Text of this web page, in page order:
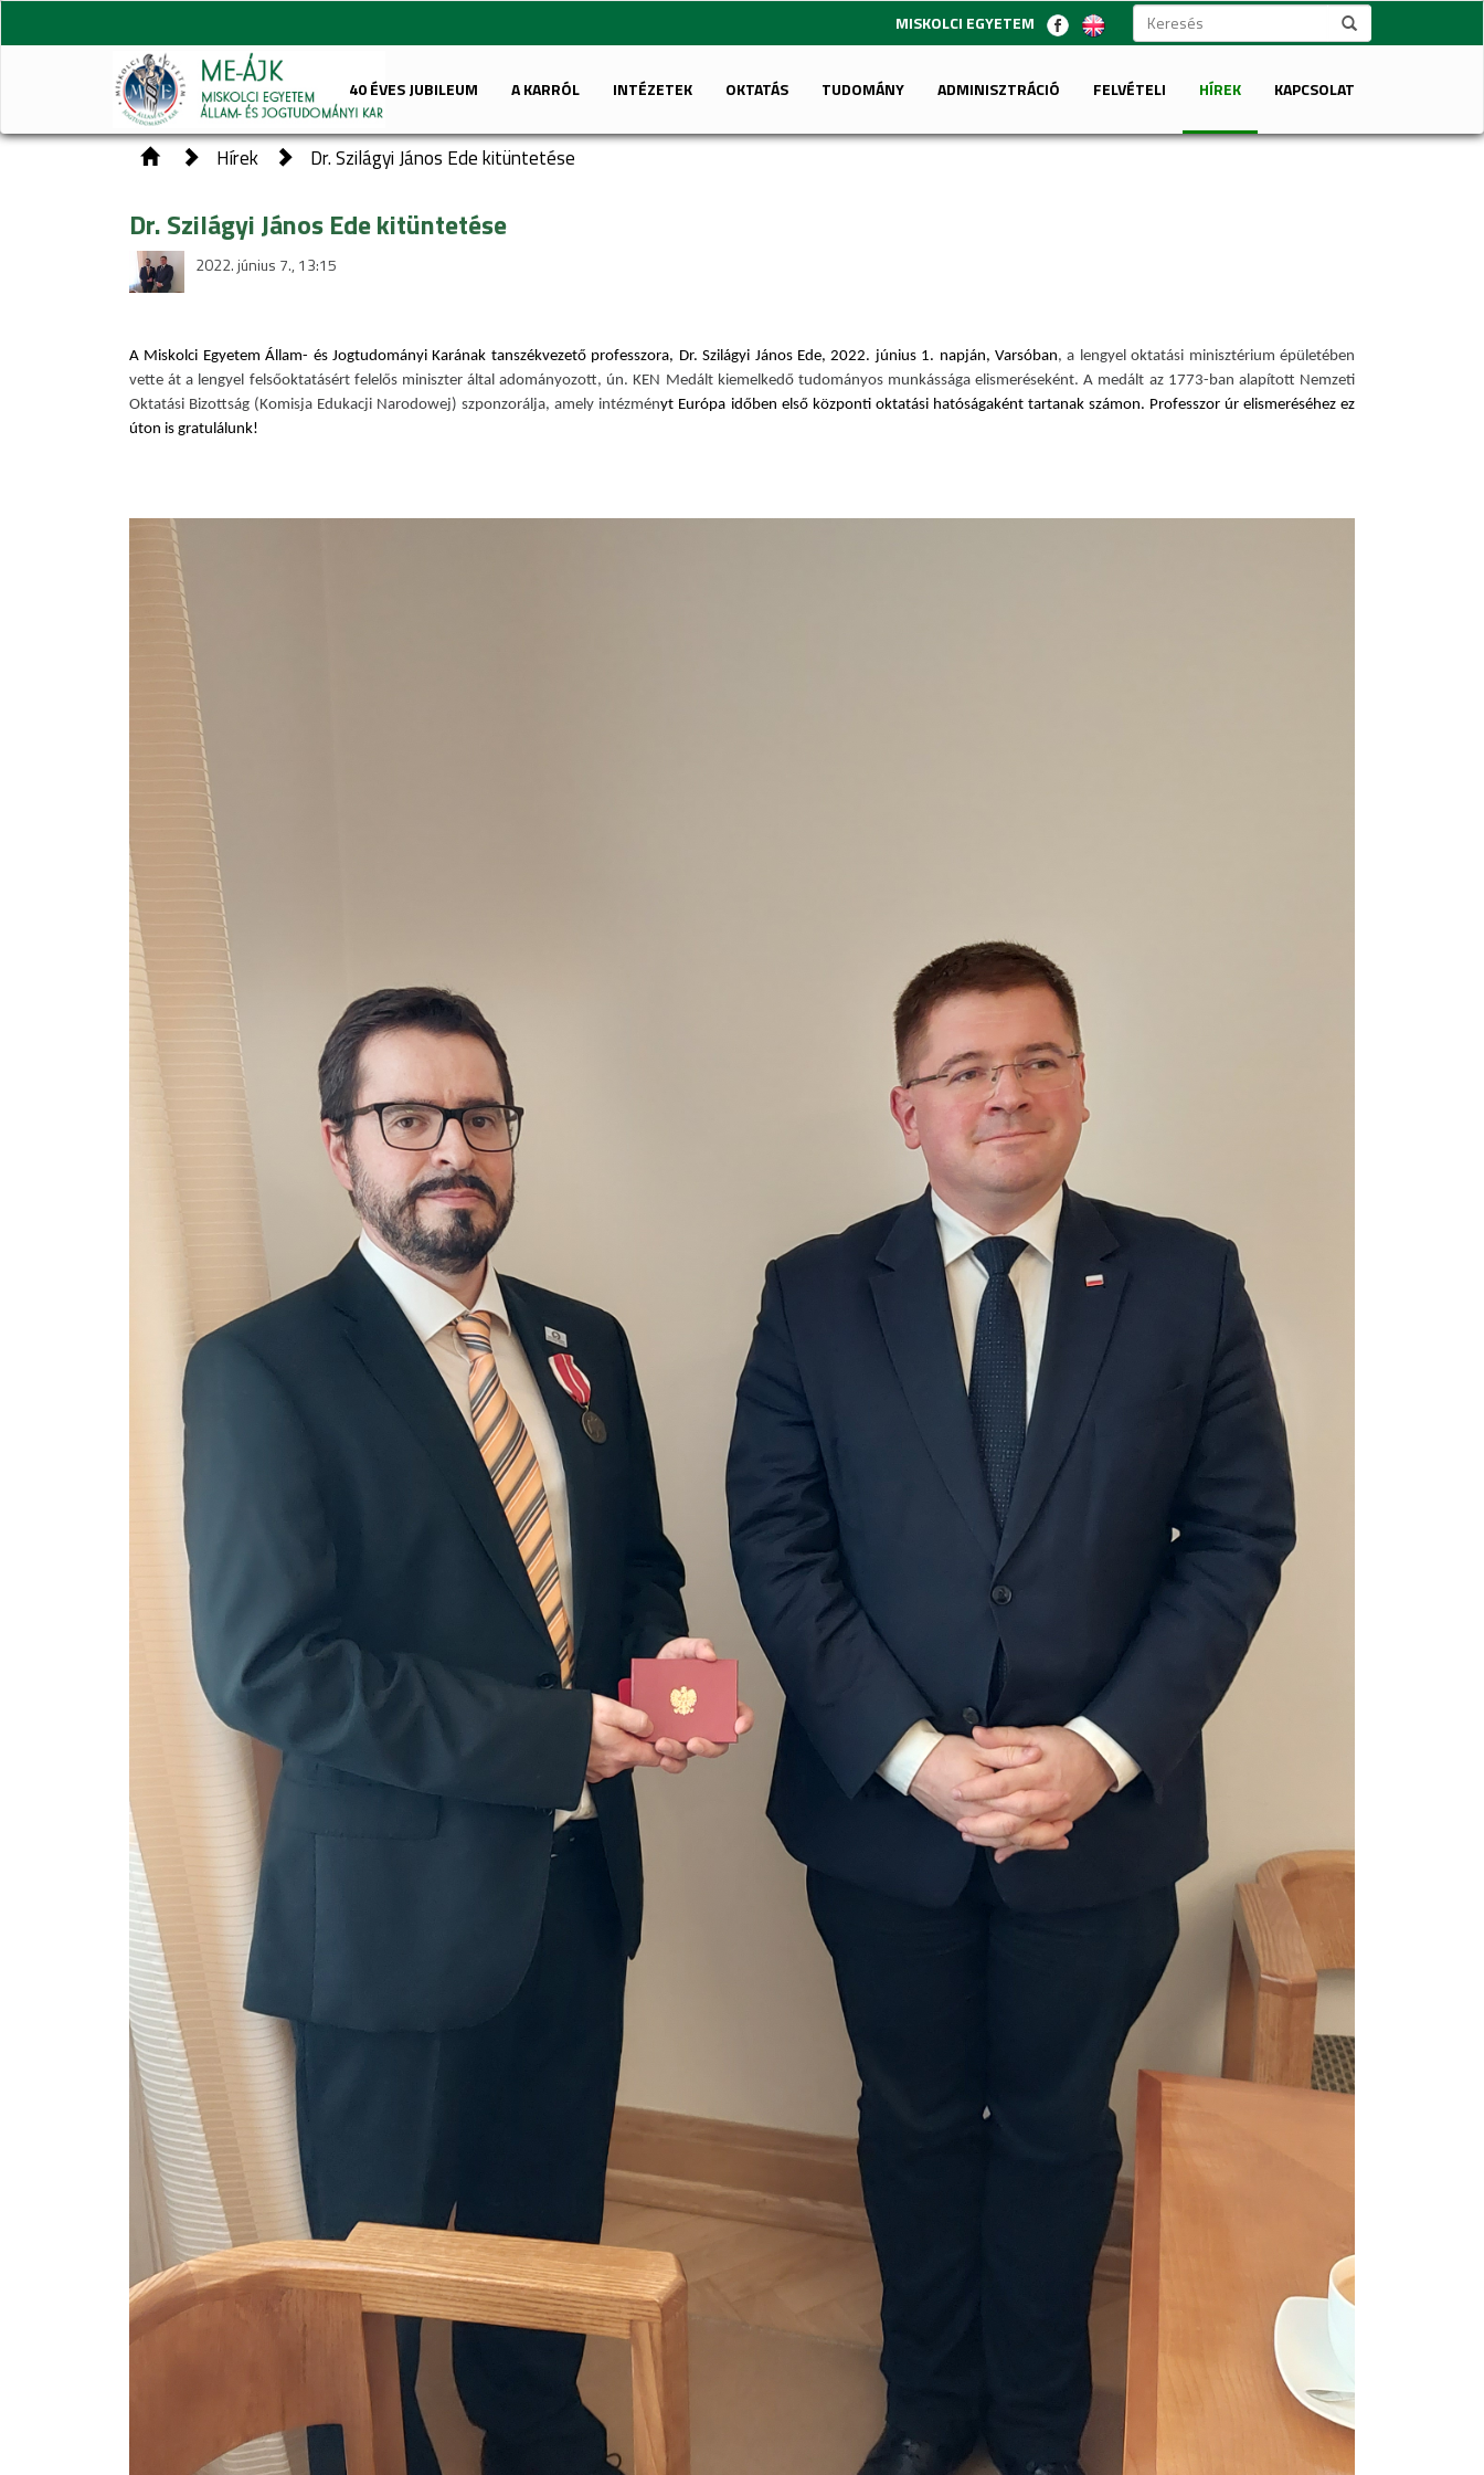
MISKOLCI EGYETEM
40 ÉVES JUBILEUM A KARRÓL INTÉZETEK OKTATÁS TUDOMÁNY ADMINISZTRÁCIÓ FELVÉTELI HÍREK KAPCSOLAT
Hírek Dr. Szilágyi János Ede kitüntetése
Dr. Szilágyi János Ede kitüntetése
2022. június 7., 13:15
A Miskolci Egyetem Állam- és Jogtudományi Karának tanszékvezető professzora, Dr. Szilágyi János Ede, 2022. június 1. napján, Varsóban, a lengyel oktatási minisztérium épületében
vette át a lengyel felsőoktatásért felelős miniszter által adományozott, ún. KEN Medált kiemelkedő tudományos munkássága elismeréseként. A medált az 1773-ban alapított Nemzeti
Oktatási Bizottság (Komisja Edukacji Narodowej) szponzorálja, amely intézményt Európa időben első központi oktatási hatóságaként tartanak számon. Professzor úr elismeréséhez ez
úton is gratulálunk!